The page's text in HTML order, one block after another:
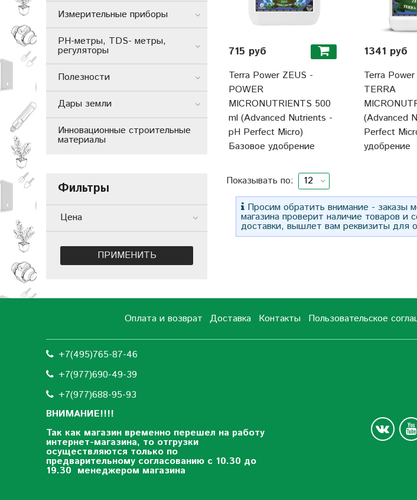
715 руб
Terra Power ZEUS -
POWER
MICRONUTRIENTS 500
ml (Advanced Nutrients -
pH Perfect Micro)
Базовое удобрение
1341 руб
Terra
TERRA
(Advanced
Perfect
удобрение
Показывать по:
Просим обратить внимание - заказы
магазина проверит наличие товаров
доставки, вышлет вам реквизиты для
Измерительные приборы
РН-метры, TDS- метры,
регуляторы
Полезности
Дары земли
Инновационные строительные
материалы
Фильтры
Цена
ПРИМЕНИТЬ
Оплата и возврат Доставка Контакты Пользовательское
+7(495)765-87-46
+7(977)690-49-39
+7(977)688-95-93
ВНИМАНИЕ!!!!
Так как магазин временно перешел на работу
интернет-магазина, то отгрузки
осуществляются только по
предварительному согласованию с 10.30 до
19.30 менеджером магазина